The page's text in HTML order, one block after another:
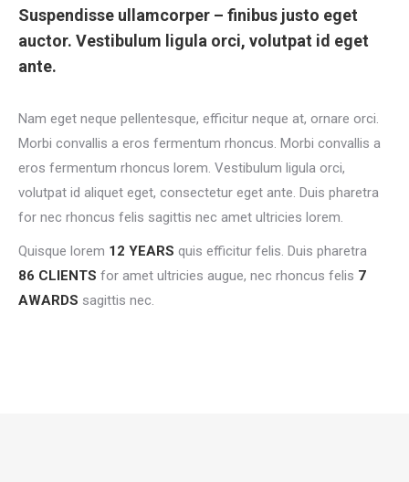
Suspendisse ullamcorper – finibus justo eget
auctor. Vestibulum ligula orci, volutpat id eget
ante.
Nam eget neque pellentesque, efficitur neque at, ornare orci.
Morbi convallis a eros fermentum rhoncus. Morbi convallis a
eros fermentum rhoncus lorem. Vestibulum ligula orci,
volutpat id aliquet eget, consectetur eget ante. Duis pharetra
for nec rhoncus felis sagittis nec amet ultricies lorem.
Quisque lorem 12 YEARS quis efficitur felis. Duis pharetra
86 CLIENTS for amet ultricies augue, nec rhoncus felis 7
AWARDS sagittis nec.